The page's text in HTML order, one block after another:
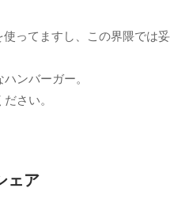
ってますし、この界隈では妥
ンバーガー。
さい。
ェア